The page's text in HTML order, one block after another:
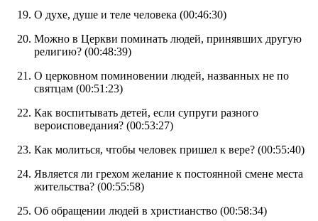
О духе, душе и теле человека (00:46:30)
Можно в Церкви поминать людей, принявших другую
религию? (00:48:39)
О церковном поминовении людей, названных не по
святцам (00:51:23)
Как воспитывать детей, если супруги разного
вероисповедания? (00:53:27)
Как молиться, чтобы человек пришел к вере? (00:55:40)
Является ли грехом желание к постоянной смене места
жительства? (00:55:58)
Об обращении людей в христианство (00:58:34)